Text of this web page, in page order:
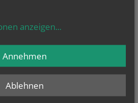
anzeigen...
Ablehnen
Annehmen